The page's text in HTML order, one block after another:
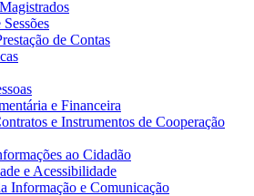
de Contas
e Financeira
e Instrumentos de Cooperação
ao Cidadão
e Acessibilidade
Informação e Comunicação